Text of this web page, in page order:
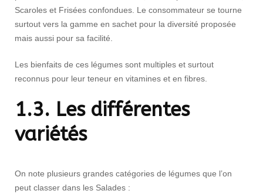
Scaroles et Frisées confondues. Le consommateur se tourne
surtout vers la gamme en sachet pour la diversité proposée
mais aussi pour sa facilité.
Les bienfaits de ces légumes sont multiples et surtout
reconnus pour leur teneur en vitamines et en fibres.
1.3. Les différentes
variétés
On note plusieurs grandes catégories de légumes que l’on
peut classer dans les Salades :